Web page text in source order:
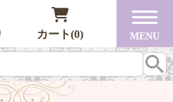
カート(0) MENU